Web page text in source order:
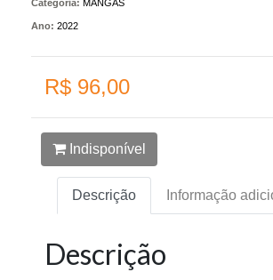
Categoria: MANGÁS
Ano: 2022
R$ 96,00
Indisponível
Descrição Informação
Descrição